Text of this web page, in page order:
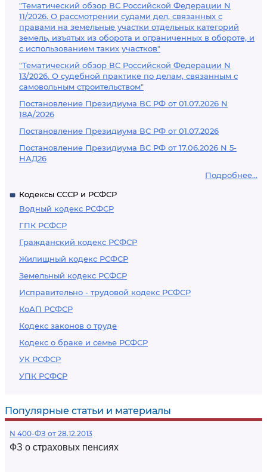
"Тематический обзор ВС Российской Федерации N
11/2026. О рассмотрении судами дел, связанных с
правами на земельные участки отдельных категорий
земель, изъятых из оборота и ограниченных в обороте, и
с использованием таких участков"
"Тематический обзор ВС Российской Федерации N
13/2026. О судебной практике по делам, связанным с
самовольным строительством"
Постановление Президиума ВС РФ от 01.07.2026 N
18А/2026
Постановление Президиума ВС РФ от 01.07.2026
Постановление Президиума ВС РФ от 17.06.2026 N 5-
НАД26
Подробнее...
Кодексы СССР и РСФСР
Водный кодекс РСФСР
ГПК РСФСР
Гражданский кодекс РСФСР
Жилищный кодекс РСФСР
Земельный кодекс РСФСР
Исправительно - трудовой кодекс РСФСР
КоАП РСФСР
Кодекс законов о труде
Кодекс о браке и семье РСФСР
УК РСФСР
УПК РСФСР
Популярные статьи и материалы
N 400-ФЗ от 28.12.2013
ФЗ о страховых пенсиях